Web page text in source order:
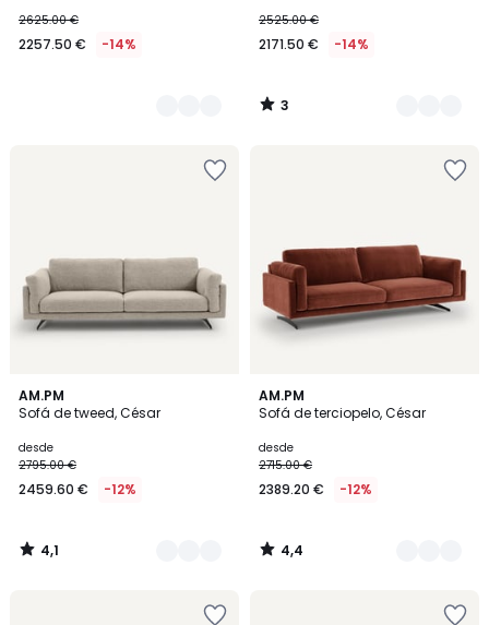
2625.00 €
2257.50 € -14%
2525.00 €
2171.50 € -14%
3
/
AM.PM
Sofá de tweed, César
desde
2795.00 €
2459.60 € -12%
4,1
/ 5
3
Colores
4,1
/
AM.PM
Sofá de terciopelo, César
desde
2715.00 €
2389.20 € -12%
4,4
/ 5
18
Colores
4,4
/